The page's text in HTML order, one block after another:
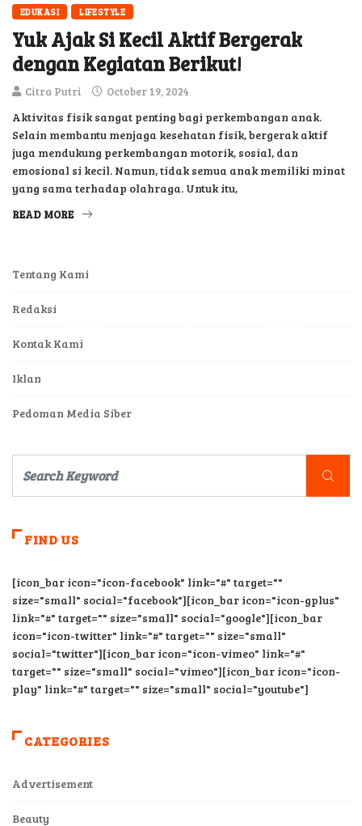
EDUKASI LIFESTYLE
Yuk Ajak Si Kecil Aktif Bergerak
dengan Kegiatan Berikut!
Citra Putri October 19, 2024
Aktivitas fisik sangat penting bagi perkembangan anak.
Selain membantu menjaga kesehatan fisik, bergerak aktif
juga mendukung perkembangan motorik, sosial, dan
emosional si kecil. Namun, tidak semua anak memiliki minat
yang sama terhadap olahraga. Untuk itu,
READ MORE
Tentang Kami
Redaksi
Kontak Kami
Iklan
Pedoman Media Siber
FIND US
[icon_bar icon="icon-facebook" link="#" target=""
size="small" social="facebook"][icon_bar icon="icon-gplus"
link="#" target="" size="small" social="google"][icon_bar
icon="icon-twitter" link="#" target="" size="small"
social="twitter"][icon_bar icon="icon-vimeo" link="#"
target="" size="small" social="vimeo"][icon_bar icon="icon-
play" link="#" target="" size="small" social="youtube"]
CATEGORIES
Advertisement
Beauty